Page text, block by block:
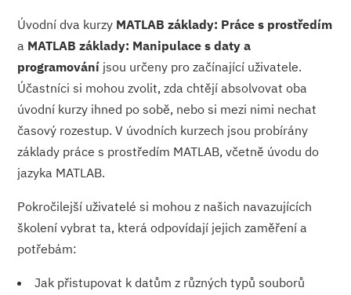
Úvodní dva kurzy MATLAB základy: Práce s prostředím
a MATLAB základy: Manipulace s daty a
programování jsou určeny pro začínající uživatele.
Účastníci si mohou zvolit, zda chtějí absolvovat oba
úvodní kurzy ihned po sobě, nebo si mezi nimi nechat
časový rozestup. V úvodních kurzech jsou probírány
základy práce s prostředím MATLAB, včetně úvodu do
jazyka MATLAB.
Pokročilejší uživatelé si mohou z našich navazujících
školení vybrat ta, která odpovídají jejich zaměření a
potřebám:
Jak přistupovat k datům z různých typů souborů